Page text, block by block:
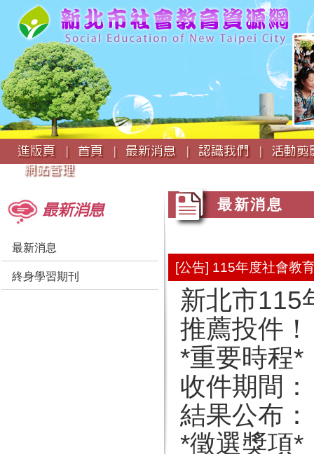
:::
進版頁 |
首頁 | 最新消息 | 認識我們 |
活動
網站管理
最新消息
最新消息
終身學習期刊
最新消息
[公告] 115年度社會教
新北市115
推薦投件！
*重要時程*
收件期間
結果公布
*徵選獎項*